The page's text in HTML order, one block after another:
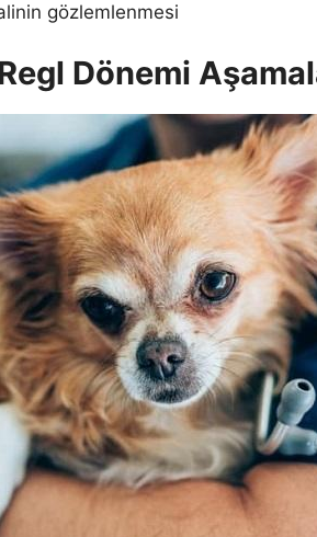
gözlemlenmesi
Dönemi